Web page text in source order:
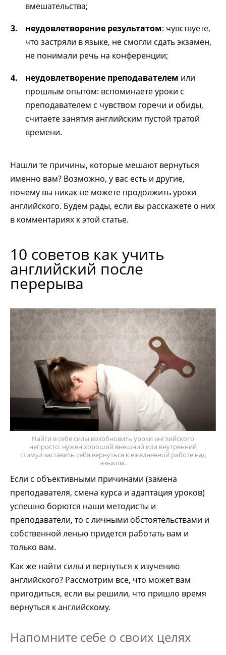
вмешательства;
неудовлетворение результатом: чувствуете,
что застряли в языке, не смогли сдать экзамен,
не понимали речь на конференции;
неудовлетворение преподавателем или
прошлым опытом: вспоминаете уроки с
преподавателем с чувством горечи и обиды,
считаете занятия английским пустой тратой
времени.
Нашли те причины, которые мешают вернуться
именно вам? Возможно, у вас есть и другие,
почему вы никак не можете продолжить уроки
английского. Будем рады, если вы расскажете о них
в комментариях к этой статье.
10 советов как учить
английский после
перерыва
Найти в себе силы возобновить уроки английского
непросто: нужен хороший внешний или внутренний
стимул заставить себя вернуться к ежедневной работе над
языком.
Если с объективными причинами (замена
преподавателя, смена курса и адаптация уроков)
успешно борются наши методисты и
преподаватели, то с личными обстоятельствами и
собственной ленью придется работать вам и
только вам.
Как же найти силы и вернуться к изучению
английского? Рассмотрим все, что может вам
пригодиться, если вы решили, что пришло время
вернуться к английскому.
Напомните себе о своих целях